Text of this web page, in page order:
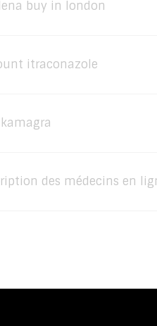
buy in london
itraconazole
des médecins en